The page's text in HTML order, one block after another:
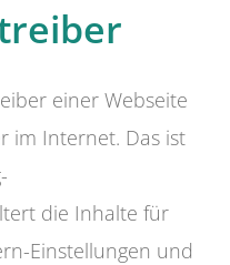
einer Webseite
im Internet. Das ist
die Inhalte für
Einstellungen und